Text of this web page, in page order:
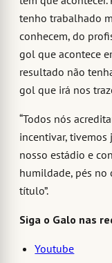
tenho trabalhado
conhecem, do
gol que acontece
resultado não
gol que irá nos
“Todos nós
incentivar, tivemos
nosso estádio e
humildade, pés no
título”.
Siga o Galo nas
Youtube